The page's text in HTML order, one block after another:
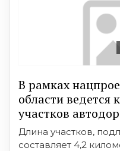
В рамках
области ведется
участков
Длина участков,
составляет 4,2